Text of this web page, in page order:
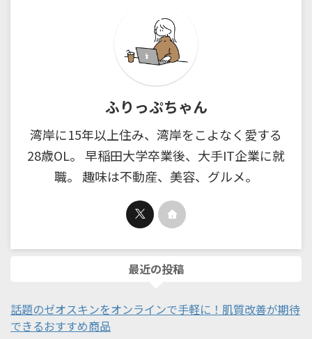
ふりっぷちゃん
湾岸に15年以上住み、湾岸をこよなく愛する
28歳OL。 早稲田大学卒業後、大手IT企業に就
職。 趣味は不動産、美容、グルメ。
最近の投稿
話題のゼオスキンをオンラインで手軽に！肌質改善が期待
できるおすすめ商品